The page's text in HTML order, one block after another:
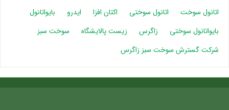
اتانول سوخت اتانول سوختی اکتان افزا ایدرو
بایواتانول
بایواتانول سوختی
زاگرس زیست پالایشگاه
سوخت سبز
شرکت گسترش سوخت سبز زاگرس